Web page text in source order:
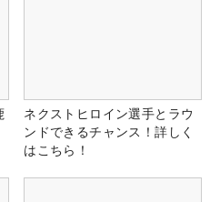
ネクストヒロイン選手とラウ
ンドできるチャンス！詳しく
はこちら！